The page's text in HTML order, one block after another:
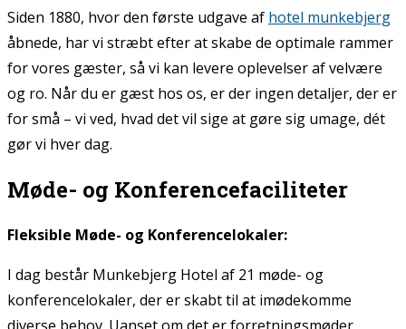
Siden 1880, hvor den første udgave af hotel munkebjerg
åbnede, har vi stræbt efter at skabe de optimale rammer
for vores gæster, så vi kan levere oplevelser af velvære
og ro. Når du er gæst hos os, er der ingen detaljer, der er
for små – vi ved, hvad det vil sige at gøre sig umage, dét
gør vi hver dag.
Møde- og Konferencefaciliteter
Fleksible Møde- og Konferencelokaler:
I dag består Munkebjerg Hotel af 21 møde- og
konferencelokaler, der er skabt til at imødekomme